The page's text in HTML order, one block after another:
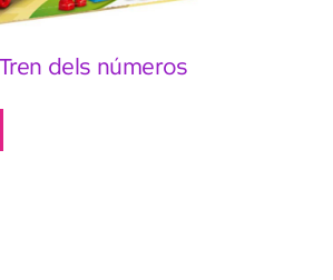
dels números